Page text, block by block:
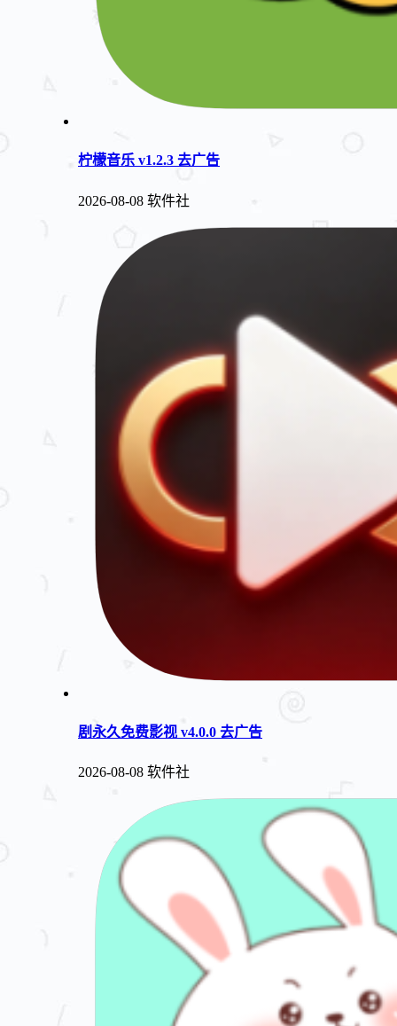
柠檬音乐 v1.2.3 去广告
2026-08-08 软件社
剧永久免费影视 v4.0.0 去广告
2026-08-08 软件社